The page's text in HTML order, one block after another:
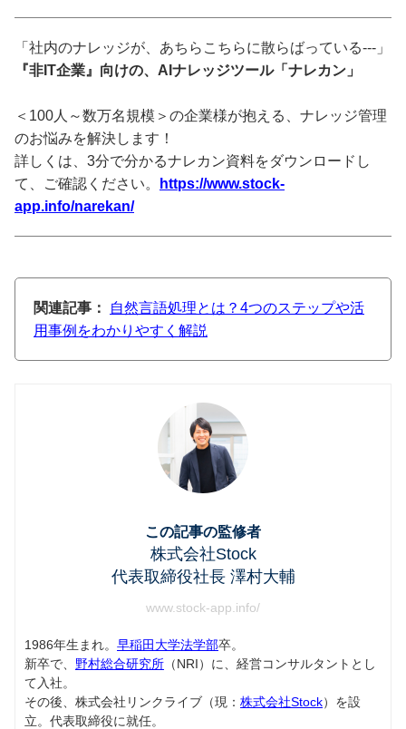
「社内のナレッジが、あちらこちらに散らばっている---」
『非IT企業』向けの、AIナレッジツール「ナレカン」
＜100人～数万名規模＞の企業様が抱える、ナレッジ管理
のお悩みを解決します！
詳しくは、3分で分かるナレカン資料をダウンロードし
て、ご確認ください。
https://www.stock-
app.info/narekan/
関連記事：
自然言語処理とは？4つのステップや活
用事例をわかりやすく解説
この記事の監修者
株式会社Stock
代表取締役社長 澤村大輔
www.stock-app.info/
1986年生まれ。 早稲田大学法学部卒。
新卒で、 野村総合研究所 （NRI）に、経営コンサルタントとし
て入社。
その後、株式会社リンクライブ（現： 株式会社Stock）を設
立。代表取締役に就任。